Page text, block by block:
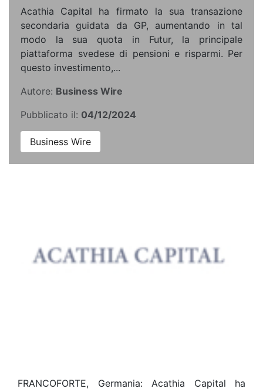
Acathia Capital ha firmato la sua transazione
secondaria guidata da GP, aumentando in tal
modo la sua quota in Futur, la principale
piattaforma svedese di pensioni e risparmi. Per
questo investimento,...
Autore: Business Wire
Pubblicato il: 04/12/2024
Business Wire
FRANCOFORTE, Germania: Acathia Capital ha